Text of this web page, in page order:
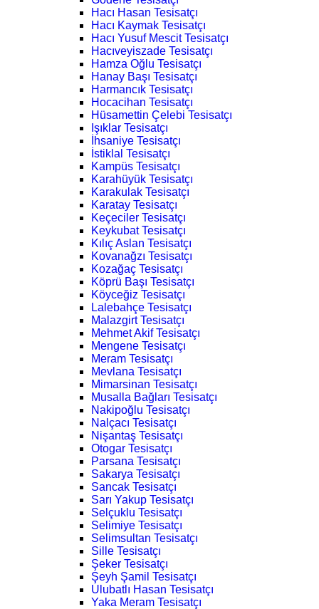
Hacı Hasan Tesisatçı
Hacı Kaymak Tesisatçı
Hacı Yusuf Mescit Tesisatçı
Hacıveyiszade Tesisatçı
Hamza Oğlu Tesisatçı
Hanay Başı Tesisatçı
Harmancık Tesisatçı
Hocacihan Tesisatçı
Hüsamettin Çelebi Tesisatçı
Işıklar Tesisatçı
İhsaniye Tesisatçı
İstiklal Tesisatçı
Kampüs Tesisatçı
Karahüyük Tesisatçı
Karakulak Tesisatçı
Karatay Tesisatçı
Keçeciler Tesisatçı
Keykubat Tesisatçı
Kılıç Aslan Tesisatçı
Kovanağzı Tesisatçı
Kozağaç Tesisatçı
Köprü Başı Tesisatçı
Köyceğiz Tesisatçı
Lalebahçe Tesisatçı
Malazgirt Tesisatçı
Mehmet Akif Tesisatçı
Mengene Tesisatçı
Meram Tesisatçı
Mevlana Tesisatçı
Mimarsinan Tesisatçı
Musalla Bağları Tesisatçı
Nakipoğlu Tesisatçı
Nalçacı Tesisatçı
Nişantaş Tesisatçı
Otogar Tesisatçı
Parsana Tesisatçı
Sakarya Tesisatçı
Sancak Tesisatçı
Sarı Yakup Tesisatçı
Selçuklu Tesisatçı
Selimiye Tesisatçı
Selimsultan Tesisatçı
Sille Tesisatçı
Şeker Tesisatçı
Şeyh Şamil Tesisatçı
Ulubatlı Hasan Tesisatçı
Yaka Meram Tesisatçı